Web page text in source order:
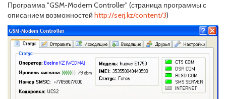
Программа "GSM-Modem Controller" (страница программы с
описанием возможностей http://serj.kz/content/3)